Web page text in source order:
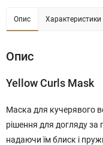
Опис Характеристики
Опис
Yellow Curls Mask
Маска для кучерявого
рішення для догляду
надаючи їм блиск і